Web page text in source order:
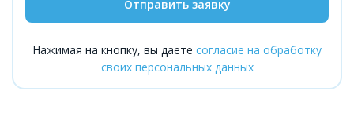
Отправить заявку
Нажимая на кнопку, вы даете согласие на обработку
своих персональных данных